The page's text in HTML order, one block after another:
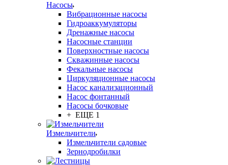
Насосы
Вибрационные насосы
Гидроаккумуляторы
Дренажные насосы
Насосные станции
Поверхностные насосы
Скважинные насосы
Фекальные насосы
Циркуляционные насосы
Насос канализационный
Насос фонтанный
Насосы бочковые
+ ЕЩЕ 1
Измельчители
Измельчители садовые
Зернодробилки